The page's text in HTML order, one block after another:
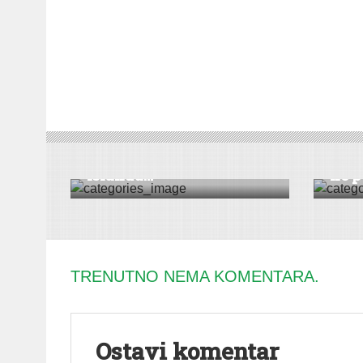
KOLUMNA
Islandu…
ne
TRENUTNO NEMA KOMENTARA.
Ostavi komentar